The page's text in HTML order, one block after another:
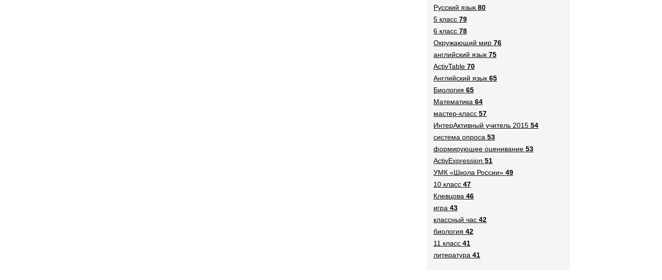
Русский язык 80
5 класс 79
6 класс 78
Окружающий мир 76
английский язык 75
ActivTable 70
Английский язык 65
Биология 65
Математика 64
мастер-класс 57
ИнтерАктивный учитель 2015 54
система опроса 53
формирующее оценивание 53
ActivExpression 51
УМК «Школа России» 49
10 класс 47
Клевцова 46
игра 43
классный час 42
биология 42
11 класс 41
литература 41